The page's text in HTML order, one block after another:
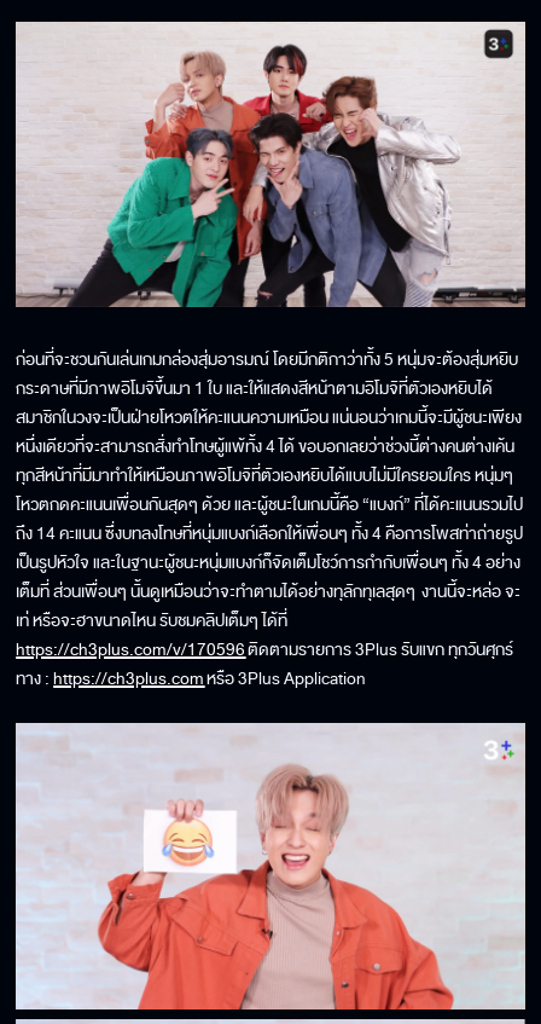
ก่อนที่จะชวนกันเล่นเกมกล่องสุ่มอารมณ์ โดยมีกติกาว่าทั้ง 5 หนุ่มจะต้องสุ่มหยิบ
กระดาษที่มีภาพอิโมจิขึ้นมา 1 ใบ และให้แสดงสีหน้าตามอิโมจิที่ตัวเองหยิบได้
สมาชิกในวงจะเป็นฝ่ายโหวตให้คะแนนความเหมือน แน่นอนว่าเกมนี้จะมีผู้ชนะเพียง
หนึ่งเดียวที่จะสามารถสั่งทำโทษผู้แพ้ทั้ง 4 ได้ ขอบอกเลยว่าช่วงนี้ต่างคนต่างเค้น
ทุกสีหน้าที่มีมาทำให้เหมือนภาพอิโมจิที่ตัวเองหยิบได้แบบไม่มีใครยอมใคร หนุ่มๆ
โหวตกดคะแนนเพื่อนกันสุดๆ ด้วย และผู้ชนะในเกมนี้คือ “แบงก์” ที่ได้คะแนนรวมไป
ถึง 14 คะแนน ซึ่งบทลงโทษที่หนุ่มแบงก์เลือกให้เพื่อนๆ ทั้ง 4 คือการโพสท่าถ่ายรูป
เป็นรูปหัวใจ และในฐานะผู้ชนะหนุ่มแบงก์ก็จัดเต็มโชว์การกำกับเพื่อนๆ ทั้ง 4 อย่าง
เต็มที่ ส่วนเพื่อนๆ นั้นดูเหมือนว่าจะทำตามได้อย่างทุลักทุเลสุดๆ งานนี้จะหล่อ จะ
เท่ หรือจะฮาขนาดไหน รับชมคลิปเต็มๆ ได้ที่
https://ch3plus.com/v/170596ติดตามรายการ 3Plus รับแขก ทุกวันศุกร์
ทาง :https://ch3plus.comหรือ 3Plus Application